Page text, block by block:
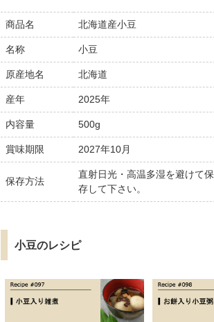
商品名 北海道産小豆
名称 小豆
原産地名 北海道
産年 2025年
内容量 500g
賞味期限 2027年10月
保存方法
直射日光・高温多湿を避けて保
存して下さい。
小豆のレシピ